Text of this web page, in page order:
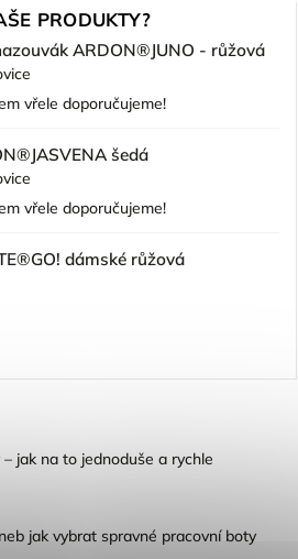
PRODUKTY?
ARDON®JUNO - růžová
vřele doporučujeme!
šedá
vřele doporučujeme!
dámské růžová
jak na to jednoduše a rychle
jak vybrat spravné pracovní boty